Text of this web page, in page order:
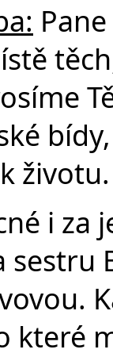
životu.
i za
sestru
které